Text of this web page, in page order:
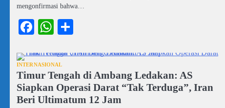
mengonfirmasi bahwa…
Facebook
WhatsApp
INTERNASIONAL
Timur Tengah di Ambang Ledakan: AS
Siapkan Operasi Darat “Tak Terduga”, Iran
Beri Ultimatum 12 Jam